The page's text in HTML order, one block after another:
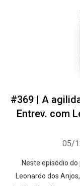
#369 | A
Entrev. com
05/
Neste episódio
Leonardo dos